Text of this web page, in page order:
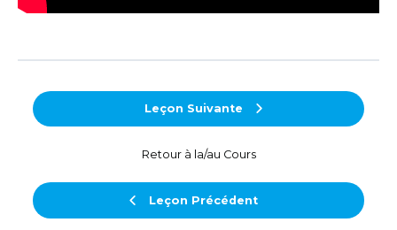
Leçon Précédent
Retour à la/au Cours
Leçon Suivante